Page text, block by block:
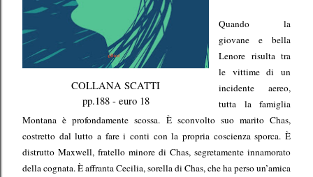
COLLANA SCATTI
pp.188 - euro 18
Quando la
giovane e bella
Lenore risulta tra
le vittime di un
incidente aereo,
tutta la famiglia
Montana è profondamente scossa. È sconvolto suo marito Chas,
costretto dal lutto a fare i conti con la propria coscienza sporca. È
distrutto Maxwell, fratello minore di Chas, segretamente innamorato
della cognata. È affranta Cecilia, sorella di Chas, che ha perso un’amica